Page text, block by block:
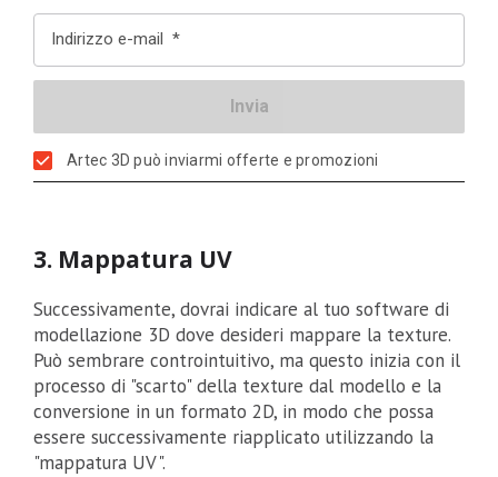
Indirizzo e-mail
Artec 3D può inviarmi offerte e promozioni
3. Mappatura UV
Successivamente, dovrai indicare al tuo software di
modellazione 3D dove desideri mappare la texture.
Può sembrare controintuitivo, ma questo inizia con il
processo di "scarto" della texture dal modello e la
conversione in un formato 2D, in modo che possa
essere successivamente riapplicato utilizzando la
"mappatura UV".